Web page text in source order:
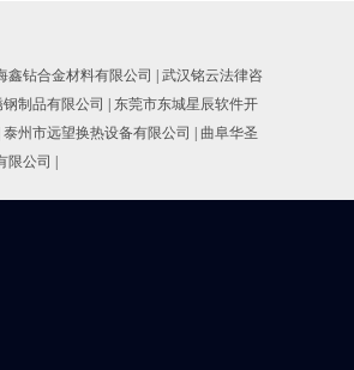
鑫钻合金材料有限公司
武汉铭云法律咨
制品有限公司
东莞市东城星辰软件开
泰州市远望换热设备有限公司
曲阜华圣
限公司